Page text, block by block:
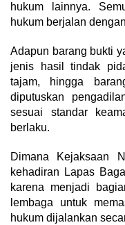
hukum lainnya.
hukum berjalan
Adapun barang bukti
jenis hasil tindak
tajam, hingga
diputuskan
sesuai standar
berlaku.
Dimana Kejaksaan
kehadiran Lapas
karena menjadi
lembaga untuk
hukum dijalankan